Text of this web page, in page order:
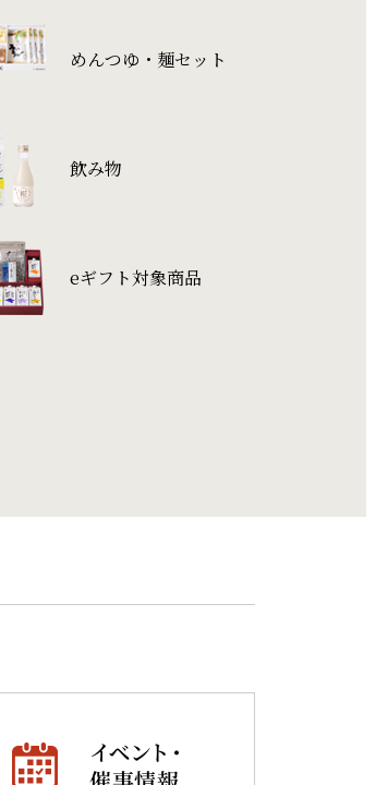
めんつゆ・麺セット
飲み物
eギフト対象商品